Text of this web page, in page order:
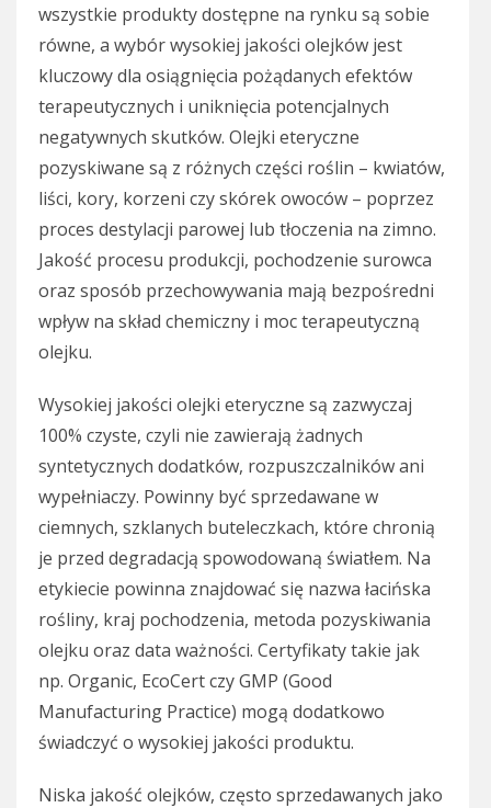
wszystkie produkty dostępne na rynku są sobie
równe, a wybór wysokiej jakości olejków jest
kluczowy dla osiągnięcia pożądanych efektów
terapeutycznych i uniknięcia potencjalnych
negatywnych skutków. Olejki eteryczne
pozyskiwane są z różnych części roślin – kwiatów,
liści, kory, korzeni czy skórek owoców – poprzez
proces destylacji parowej lub tłoczenia na zimno.
Jakość procesu produkcji, pochodzenie surowca
oraz sposób przechowywania mają bezpośredni
wpływ na skład chemiczny i moc terapeutyczną
olejku.
Wysokiej jakości olejki eteryczne są zazwyczaj
100% czyste, czyli nie zawierają żadnych
syntetycznych dodatków, rozpuszczalników ani
wypełniaczy. Powinny być sprzedawane w
ciemnych, szklanych buteleczkach, które chronią
je przed degradacją spowodowaną światłem. Na
etykiecie powinna znajdować się nazwa łacińska
rośliny, kraj pochodzenia, metoda pozyskiwania
olejku oraz data ważności. Certyfikaty takie jak
np. Organic, EcoCert czy GMP (Good
Manufacturing Practice) mogą dodatkowo
świadczyć o wysokiej jakości produktu.
Niska jakość olejków, często sprzedawanych jako